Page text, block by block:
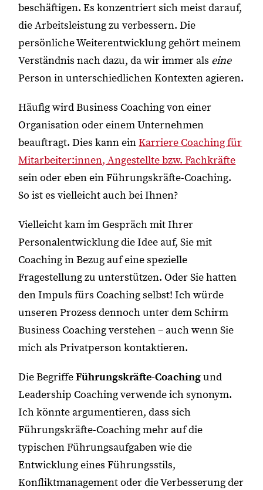
beschäftigen. Es konzentriert sich meist darauf,
die Arbeitsleistung zu verbessern. Die
persönliche Weiterentwicklung gehört meinem
Verständnis nach dazu, da wir immer als eine
Person in unterschiedlichen Kontexten agieren.
Häufig wird Business Coaching von einer
Organisation oder einem Unternehmen
beauftragt. Dies kann einKarriere Coaching für
Mitarbeiter:innen, Angestellte bzw. Fachkräfte
sein oder eben ein Führungskräfte-Coaching.
So ist es vielleicht auch bei Ihnen?
Vielleicht kam im Gespräch mit Ihrer
Personalentwicklung die Idee auf, Sie mit
Coaching in Bezug auf eine spezielle
Fragestellung zu unterstützen. Oder Sie hatten
den Impuls fürs Coaching selbst! Ich würde
unseren Prozess dennoch unter dem Schirm
Business Coaching verstehen – auch wenn Sie
mich als Privatperson kontaktieren.
Die BegriffeFührungskräfte-Coachingund
Leadership Coaching verwende ich synonym.
Ich könnte argumentieren, dass sich
Führungskräfte-Coaching mehr auf die
typischen Führungsaufgaben wie die
Entwicklung eines Führungsstils,
Konfliktmanagement oder die Verbesserung der